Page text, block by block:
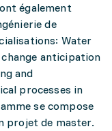
également
de
Water
anticipation
and
processes in
se compose
projet de master.